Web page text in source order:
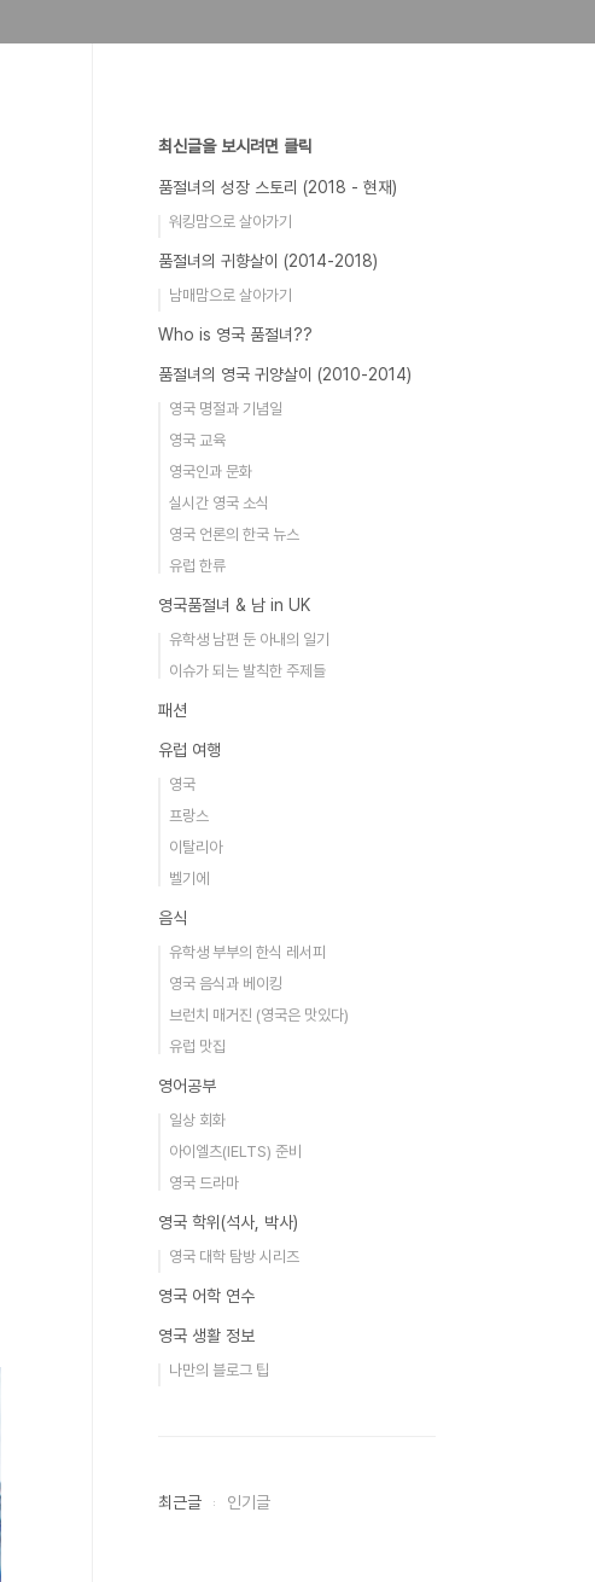
최신글을 보시려면 클릭
품절녀의 성장 스토리 (2018 - 현재)
워킹맘으로 살아가기
품절녀의 귀향살이 (2014-2018)
남매맘으로 살아가기
Who is 영국 품절녀??
품절녀의 영국 귀양살이 (2010-2014)
영국 명절과 기념일
영국 교육
영국인과 문화
실시간 영국 소식
영국 언론의 한국 뉴스
유럽 한류
영국품절녀 & 남 in UK
유학생 남편 둔 아내의 일기
이슈가 되는 발칙한 주제들
패션
유럽 여행
영국
프랑스
이탈리아
벨기에
음식
유학생 부부의 한식 레서피
영국 음식과 베이킹
브런치 매거진 (영국은 맛있다)
유럽 맛집
영어공부
일상 회화
아이엘츠(IELTS) 준비
영국 드라마
영국 학위(석사, 박사)
영국 대학 탐방 시리즈
영국 어학 연수
영국 생활 정보
나만의 블로그 팁
최근글 인기글